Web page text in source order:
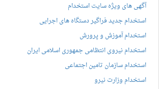
آگهی های ویژه سایت استخدام
استخدام جدید فراگیر دستگاه های اجرایی
استخدام آموزش و پرورش
استخدام نیروی انتظامی جمهوری اسلامی ایران
استخدام سازمان تامین اجتماعی
استخدام وزارت نیرو